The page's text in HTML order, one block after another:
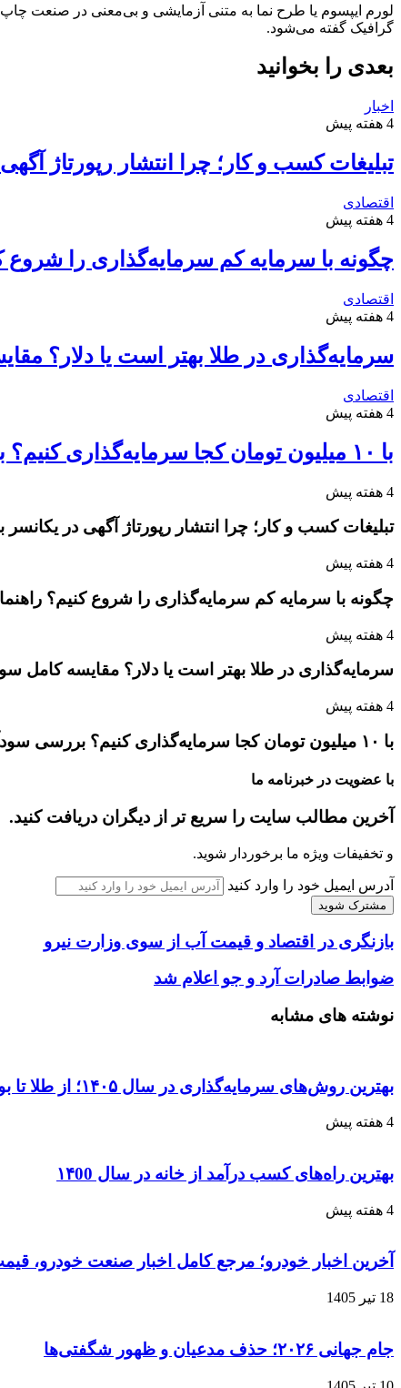
لورم ایپسوم یا طرح‌ نما به متنی آزمایشی و بی‌معنی در صنعت
گرافیک گفته می‌شود.
بعدی را بخوانید
اخبار
4 هفته پیش
تبلیغات کسب و کار؛ چرا انتشار رپورتاژ
اقتصادی
4 هفته پیش
چگونه با سرمایه کم سرمایه‌گذاری را شروع
اقتصادی
4 هفته پیش
سرمایه‌گذاری در طلا بهتر است یا دلار؟
اقتصادی
4 هفته پیش
با ۱۰ میلیون تومان کجا سرمایه‌گذاری کنیم؟ بررسی سودآورترین گزینه‌ها
4 هفته پیش
تبلیغات کسب و کار؛ چرا انتشار رپورتاژ آگهی در
4 هفته پیش
چگونه با سرمایه کم سرمایه‌گذاری را شروع کنیم؟
4 هفته پیش
سرمایه‌گذاری در طلا بهتر است یا دلار؟ مقایسه کامل
4 هفته پیش
با ۱۰ میلیون تومان کجا سرمایه‌گذاری کنیم؟ بررسی سودآورترین گزینه‌ها
با عضویت در خبرنامه ما
آخرین مطالب سایت را سریع تر از دیگران دریافت کنید.
و تخفیفات ویژه ما برخوردار شوید.
آدرس ایمیل خود را وارد کنید
بازنگری در اقتصاد و قیمت آب از سوی وزارت نیرو
ضوابط صادرات آرد و جو اعلام شد
نوشته های مشابه
بهترین روش‌های سرمایه‌گذاری در سال ۱۴۰۵؛ از طلا تا بورس و ارز دیجیتال
4 هفته پیش
بهترین راه‌های کسب درآمد از خانه در سال ۱۴00
4 هفته پیش
آخرین اخبار خودرو؛ مرجع کامل اخبار صنعت خودرو،
18 تیر 1405
جام جهانی ۲۰۲۶؛ حذف مدعیان و ظهور شگفتی‌ها